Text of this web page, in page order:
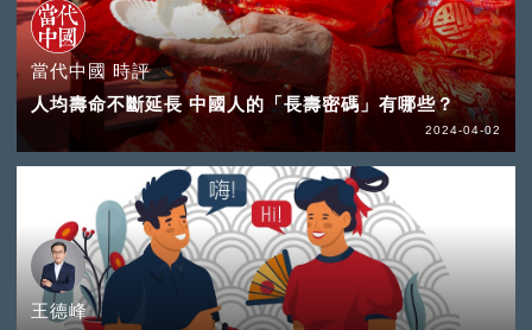
當代中國 時評
人均壽命不斷延長 中國人的「長壽密碼」有哪些？
2024-04-02
王德峰